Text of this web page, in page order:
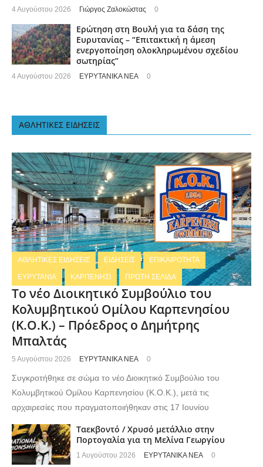
4 Αυγούστου 2026 Γιώργος Ζαλοκώστας 0
Ερώτηση στη Βουλή για τα δάση της
Ευρυτανίας – “Eπιτακτική η άμεση
ενεργοποίηση ολοκληρωμένου σχεδίου
σωτηρίας”
4 Αυγούστου 2026 ΕΥΡΥΤΑΝΙΚΑ ΝΕΑ 0
ΑΘΛΗΤΙΚΕΣ ΕΙΔΗΣΕΙΣ
ΑΘΛΗΤΙΚΕΣ ΕΙΔΗΣΕΙΣ ΕΙΔΗΣΕΙΣ ΕΠΙΚΑΙΡΟΤΗΤΑ
ΕΥΡΥΤΑΝΙΑ ΚΑΡΠΕΝΗΣΙ ΠΡΩΤΗ ΣΕΛΙΔΑ
Το νέο Διοικητικό Συμβούλιο του
Κολυμβητικού Ομίλου Καρπενησίου
(Κ.Ο.Κ.) – Πρόεδρος ο Δημήτρης
Μπαλτάς
5 Αυγούστου 2026 ΕΥΡΥΤΑΝΙΚΑ ΝΕΑ 0
Συγκροτήθηκε σε σώμα το νέο Διοικητικό Συμβούλιο του
Κολυμβητικού Ομίλου Καρπενησίου (Κ.Ο.Κ.), μετά τις
αρχαιρεσίες που πραγματοποιήθηκαν στις 17 Ιουνίου
Ταεκβοντό / Χρυσό μετάλλιο στην
Πορτογαλία για τη Μελίνα Γεωργίου
1 Αυγούστου 2026 ΕΥΡΥΤΑΝΙΚΑ ΝΕΑ 0